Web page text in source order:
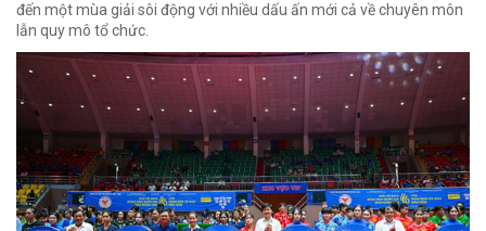
đến một mùa giải sôi động với nhiều dấu ấn mới cả về chuyên môn
lẫn quy mô tổ chức.